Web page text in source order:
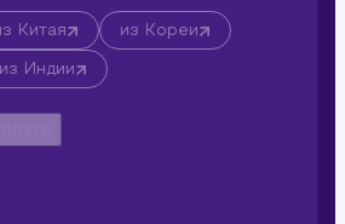
Китая из Кореи
из Индии